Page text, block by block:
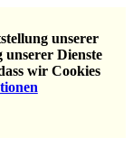
unserer
Dienste
wir Cookies